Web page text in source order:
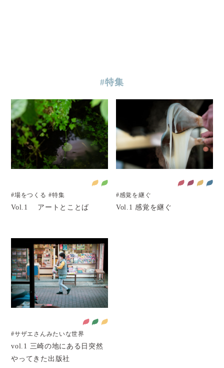
#特集
#場をつくる #特集
Vol.1 アートとことば
#感覚を継ぐ
Vol.1 感覚を継ぐ
#サザエさんみたいな世界
vol.1 三崎の地にある日突然
やってきた出版社